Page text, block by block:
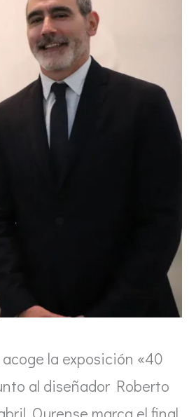
la exposición «40
al diseñador Roberto